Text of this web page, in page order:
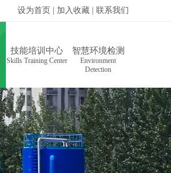
设为首页 加入收藏 联系我们
技能培训中心
SkillsTrainingCenter
智慧环境检测
Environment
Detection